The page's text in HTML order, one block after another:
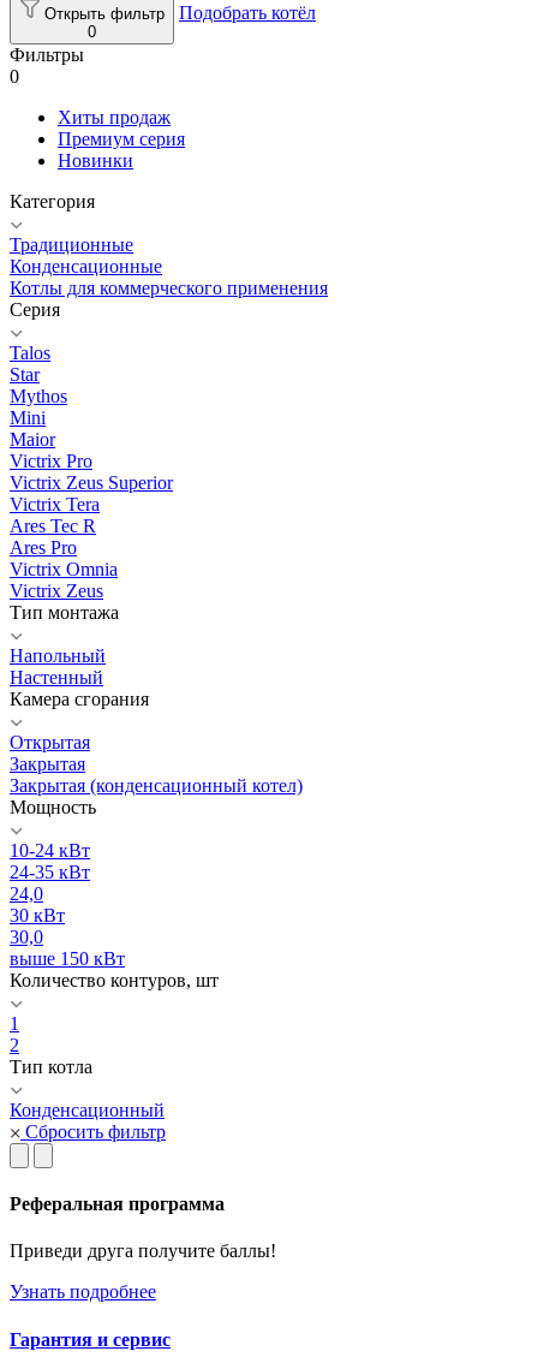
Открыть фильтр
0
Подобрать котёл
Фильтры
0
Хиты продаж
Премиум серия
Новинки
Категория
Традиционные
Конденсационные
Котлы для коммерческого применения
Серия
Talos
Star
Mythos
Mini
Maior
Victrix Pro
Victrix Zeus Superior
Victrix Tera
Ares Tec R
Ares Pro
Victrix Omnia
Victrix Zeus
Тип монтажа
Напольный
Настенный
Камера сгорания
Открытая
Закрытая
Закрытая (конденсационный котел)
Мощность
10-24 кВт
24-35 кВт
24,0
30 кВт
30,0
выше 150 кВт
Количество контуров, шт
1
2
Тип котла
Конденсационный
Сбросить фильтр
Реферальная программа
Приведи друга получите баллы!
Узнать подробнее
Гарантия и сервис